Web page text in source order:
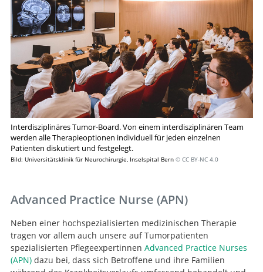
Interdisziplinäres Tumor-Board. Von einem interdisziplinären Team
werden alle Therapieoptionen individuell für jeden einzelnen
Patienten diskutiert und festgelegt.
Bild: Universitätsklinik für Neurochirurgie, Inselspital Bern © CC BY-NC 4.0
Advanced Practice Nurse (APN)
Neben einer hochspezialisierten medizinischen Therapie
tragen vor allem auch unsere auf Tumorpatienten
spezialisierten Pflegeexpertinnen Advanced Practice Nurses
(APN)dazu bei, dass sich Betroffene und ihre Familien